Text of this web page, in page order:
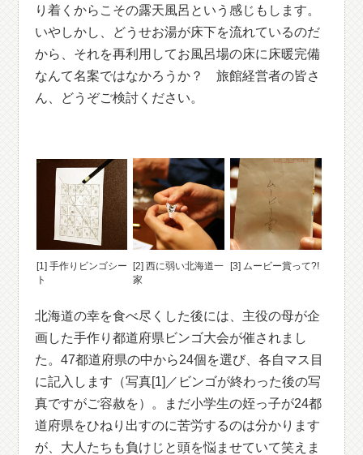
り着くからこその露天風呂という感じもします。
いやしかし、どうせお湯が床下を流れているのだ
から、それを再利用してお風呂場の床に床暖完備
なんて名案ではなかろうか？ 旅館経営者の皆さ
ん、どうぞご検討ください。
[1] 手作りビンゴシー
ト
[2] 西に弱い北海道一
家
[3] ムービー賞って?!
北海道の幸を食べ尽くした後には、主役の母が企
画した手作り都道府県ビンゴ大会が催されまし
た。47都道府県の中から24個を選び、各自マス目
に記入します（写真[1]／ビンゴが終わった後の写
真ですがご容赦を）。まだ小学生の姪っ子が24都
道府県をひねり出すのに苦労するのは分かります
が、大人たちも負けじと頭を悩ませていて笑えま